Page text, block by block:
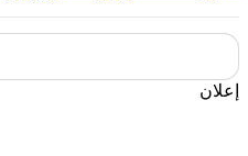
إعلان